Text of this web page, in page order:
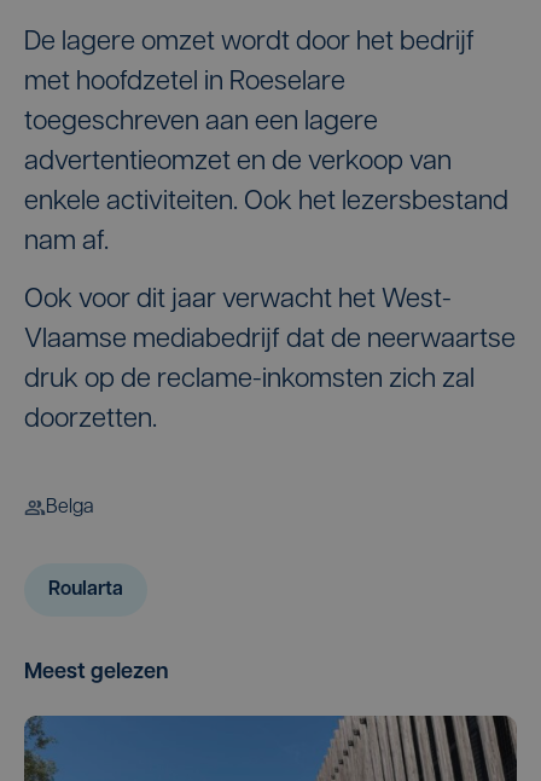
De lagere omzet wordt door het bedrijf
met hoofdzetel in Roeselare
toegeschreven aan een lagere
advertentieomzet en de verkoop van
enkele activiteiten. Ook het lezersbestand
nam af.
Ook voor dit jaar verwacht het West-
Vlaamse mediabedrijf dat de neerwaartse
druk op de reclame-inkomsten zich zal
doorzetten.
Belga
Roularta
Meest gelezen